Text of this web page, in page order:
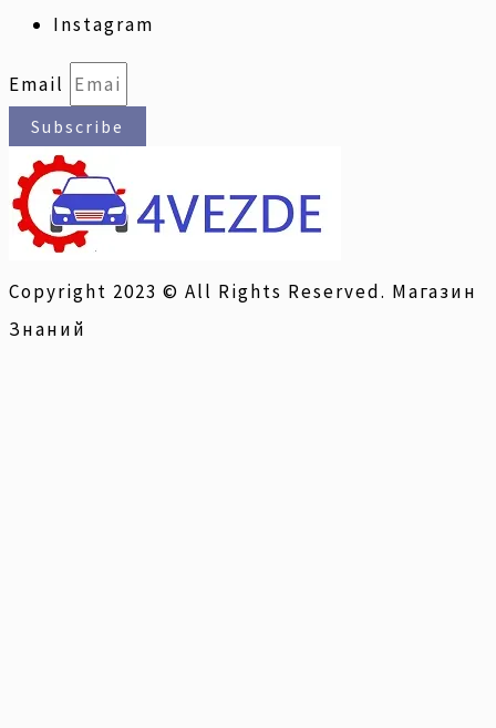
Instagram
Email
Subscribe
Copyright 2023 © All Rights Reserved. Магазин
Знаний